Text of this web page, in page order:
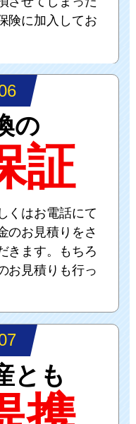
険に加入してお
の
証
くはお電話にて
のお見積りをさ
きます。もちろ
お見積りも行っ
とも